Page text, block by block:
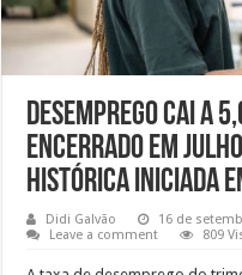
Desemprego cai a
encerrado em
histórica iniciada
Didi Galvão 16 de
Leave a comment
809